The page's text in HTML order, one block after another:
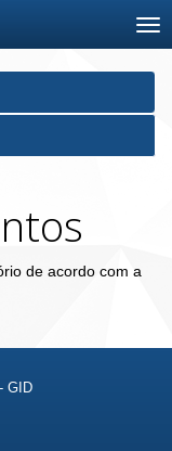
de acordo com a
GID